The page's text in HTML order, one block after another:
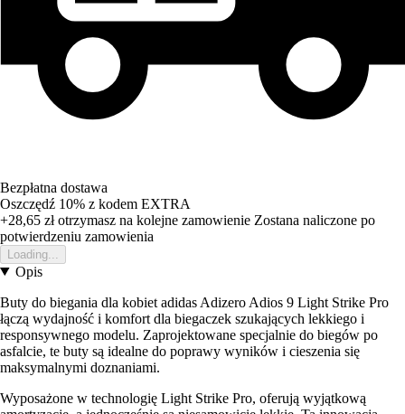
Bezpłatna dostawa
Oszczędź 10% z kodem EXTRA
+28,65 złotrzymasz na kolejne zamowienie Zostana naliczone po
potwierdzeniu zamowienia
Loading...
Opis
Buty do biegania dla kobiet adidas Adizero Adios 9 Light Strike Pro
łączą wydajność i komfort dla biegaczek szukających lekkiego i
responsywnego modelu. Zaprojektowane specjalnie do biegów po
asfalcie, te buty są idealne do poprawy wyników i cieszenia się
maksymalnymi doznaniami.
Wyposażone w technologię Light Strike Pro, oferują wyjątkową